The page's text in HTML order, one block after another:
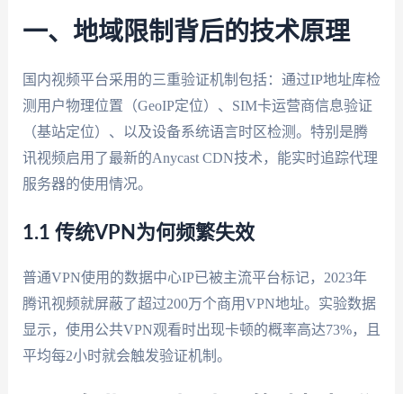
一、地域限制背后的技术原理
国内视频平台采用的三重验证机制包括：通过IP地址库检
测用户物理位置（GeoIP定位）、SIM卡运营商信息验证
（基站定位）、以及设备系统语言时区检测。特别是腾
讯视频启用了最新的Anycast CDN技术，能实时追踪代理
服务器的使用情况。
1.1 传统VPN为何频繁失效
普通VPN使用的数据中心IP已被主流平台标记，2023年
腾讯视频就屏蔽了超过200万个商用VPN地址。实验数据
显示，使用公共VPN观看时出现卡顿的概率高达73%，且
平均每2小时就会触发验证机制。